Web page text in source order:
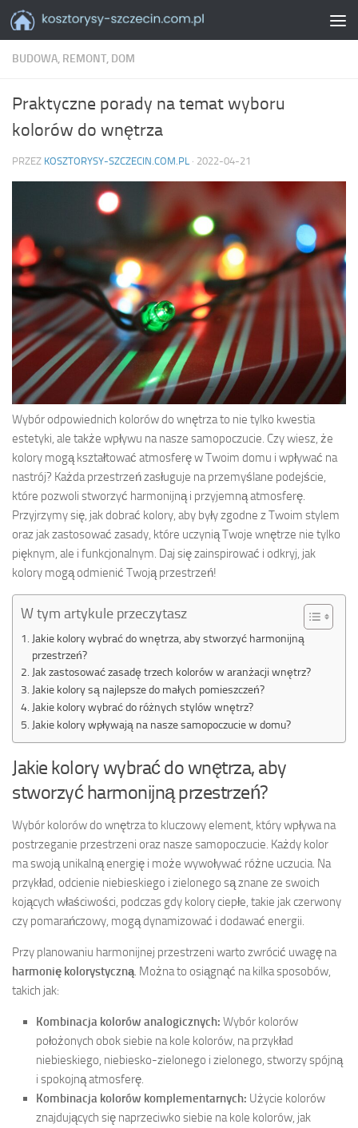
Skip to content
BUDOWA, REMONT, DOM
Praktyczne porady na temat wyboru
kolorów do wnętrza
PRZEZ KOSZTORYSY-SZCZECIN.COM.PL · 2022-04-21
Wybór odpowiednich kolorów do wnętrza to nie tylko kwestia
estetyki, ale także wpływu na nasze samopoczucie. Czy wiesz, że
kolory mogą kształtować atmosferę w Twoim domu i wpływać na
nastrój? Każda przestrzeń zasługuje na przemyślane podejście,
które pozwoli stworzyć harmonijną i przyjemną atmosferę.
Przyjrzymy się, jak dobrać kolory, aby były zgodne z Twoim stylem
oraz jak zastosować zasady, które uczynią Twoje wnętrze nie tylko
pięknym, ale i funkcjonalnym. Daj się zainspirować i odkryj, jak
kolory mogą odmienić Twoją przestrzeń!
W tym artykule przeczytasz
Jakie kolory wybrać do wnętrza, aby stworzyć harmonijną
przestrzeń?
Jak zastosować zasadę trzech kolorów w aranżacji wnętrz?
Jakie kolory są najlepsze do małych pomieszczeń?
Jakie kolory wybrać do różnych stylów wnętrz?
Jakie kolory wpływają na nasze samopoczucie w domu?
Jakie kolory wybrać do wnętrza, aby
stworzyć harmonijną przestrzeń?
Wybór kolorów do wnętrza to kluczowy element, który wpływa na
postrzeganie przestrzeni oraz nasze samopoczucie. Każdy kolor
ma swoją unikalną energię i może wywoływać różne uczucia. Na
przykład, odcienie niebieskiego i zielonego są znane ze swoich
kojących właściwości, podczas gdy kolory ciepłe, takie jak czerwony
czy pomarańczowy, mogą dynamizować i dodawać energii.
Przy planowaniu harmonijnej przestrzeni warto zwrócić uwagę na
harmonię kolorystyczną. Można to osiągnąć na kilka sposobów,
takich jak:
Kombinacja kolorów analogicznych: Wybór kolorów
położonych obok siebie na kole kolorów, na przykład
niebieskiego, niebiesko-zielonego i zielonego, stworzy spójną
i spokojną atmosferę.
Kombinacja kolorów komplementarnych: Użycie kolorów
znajdujących się naprzeciwko siebie na kole kolorów, jak